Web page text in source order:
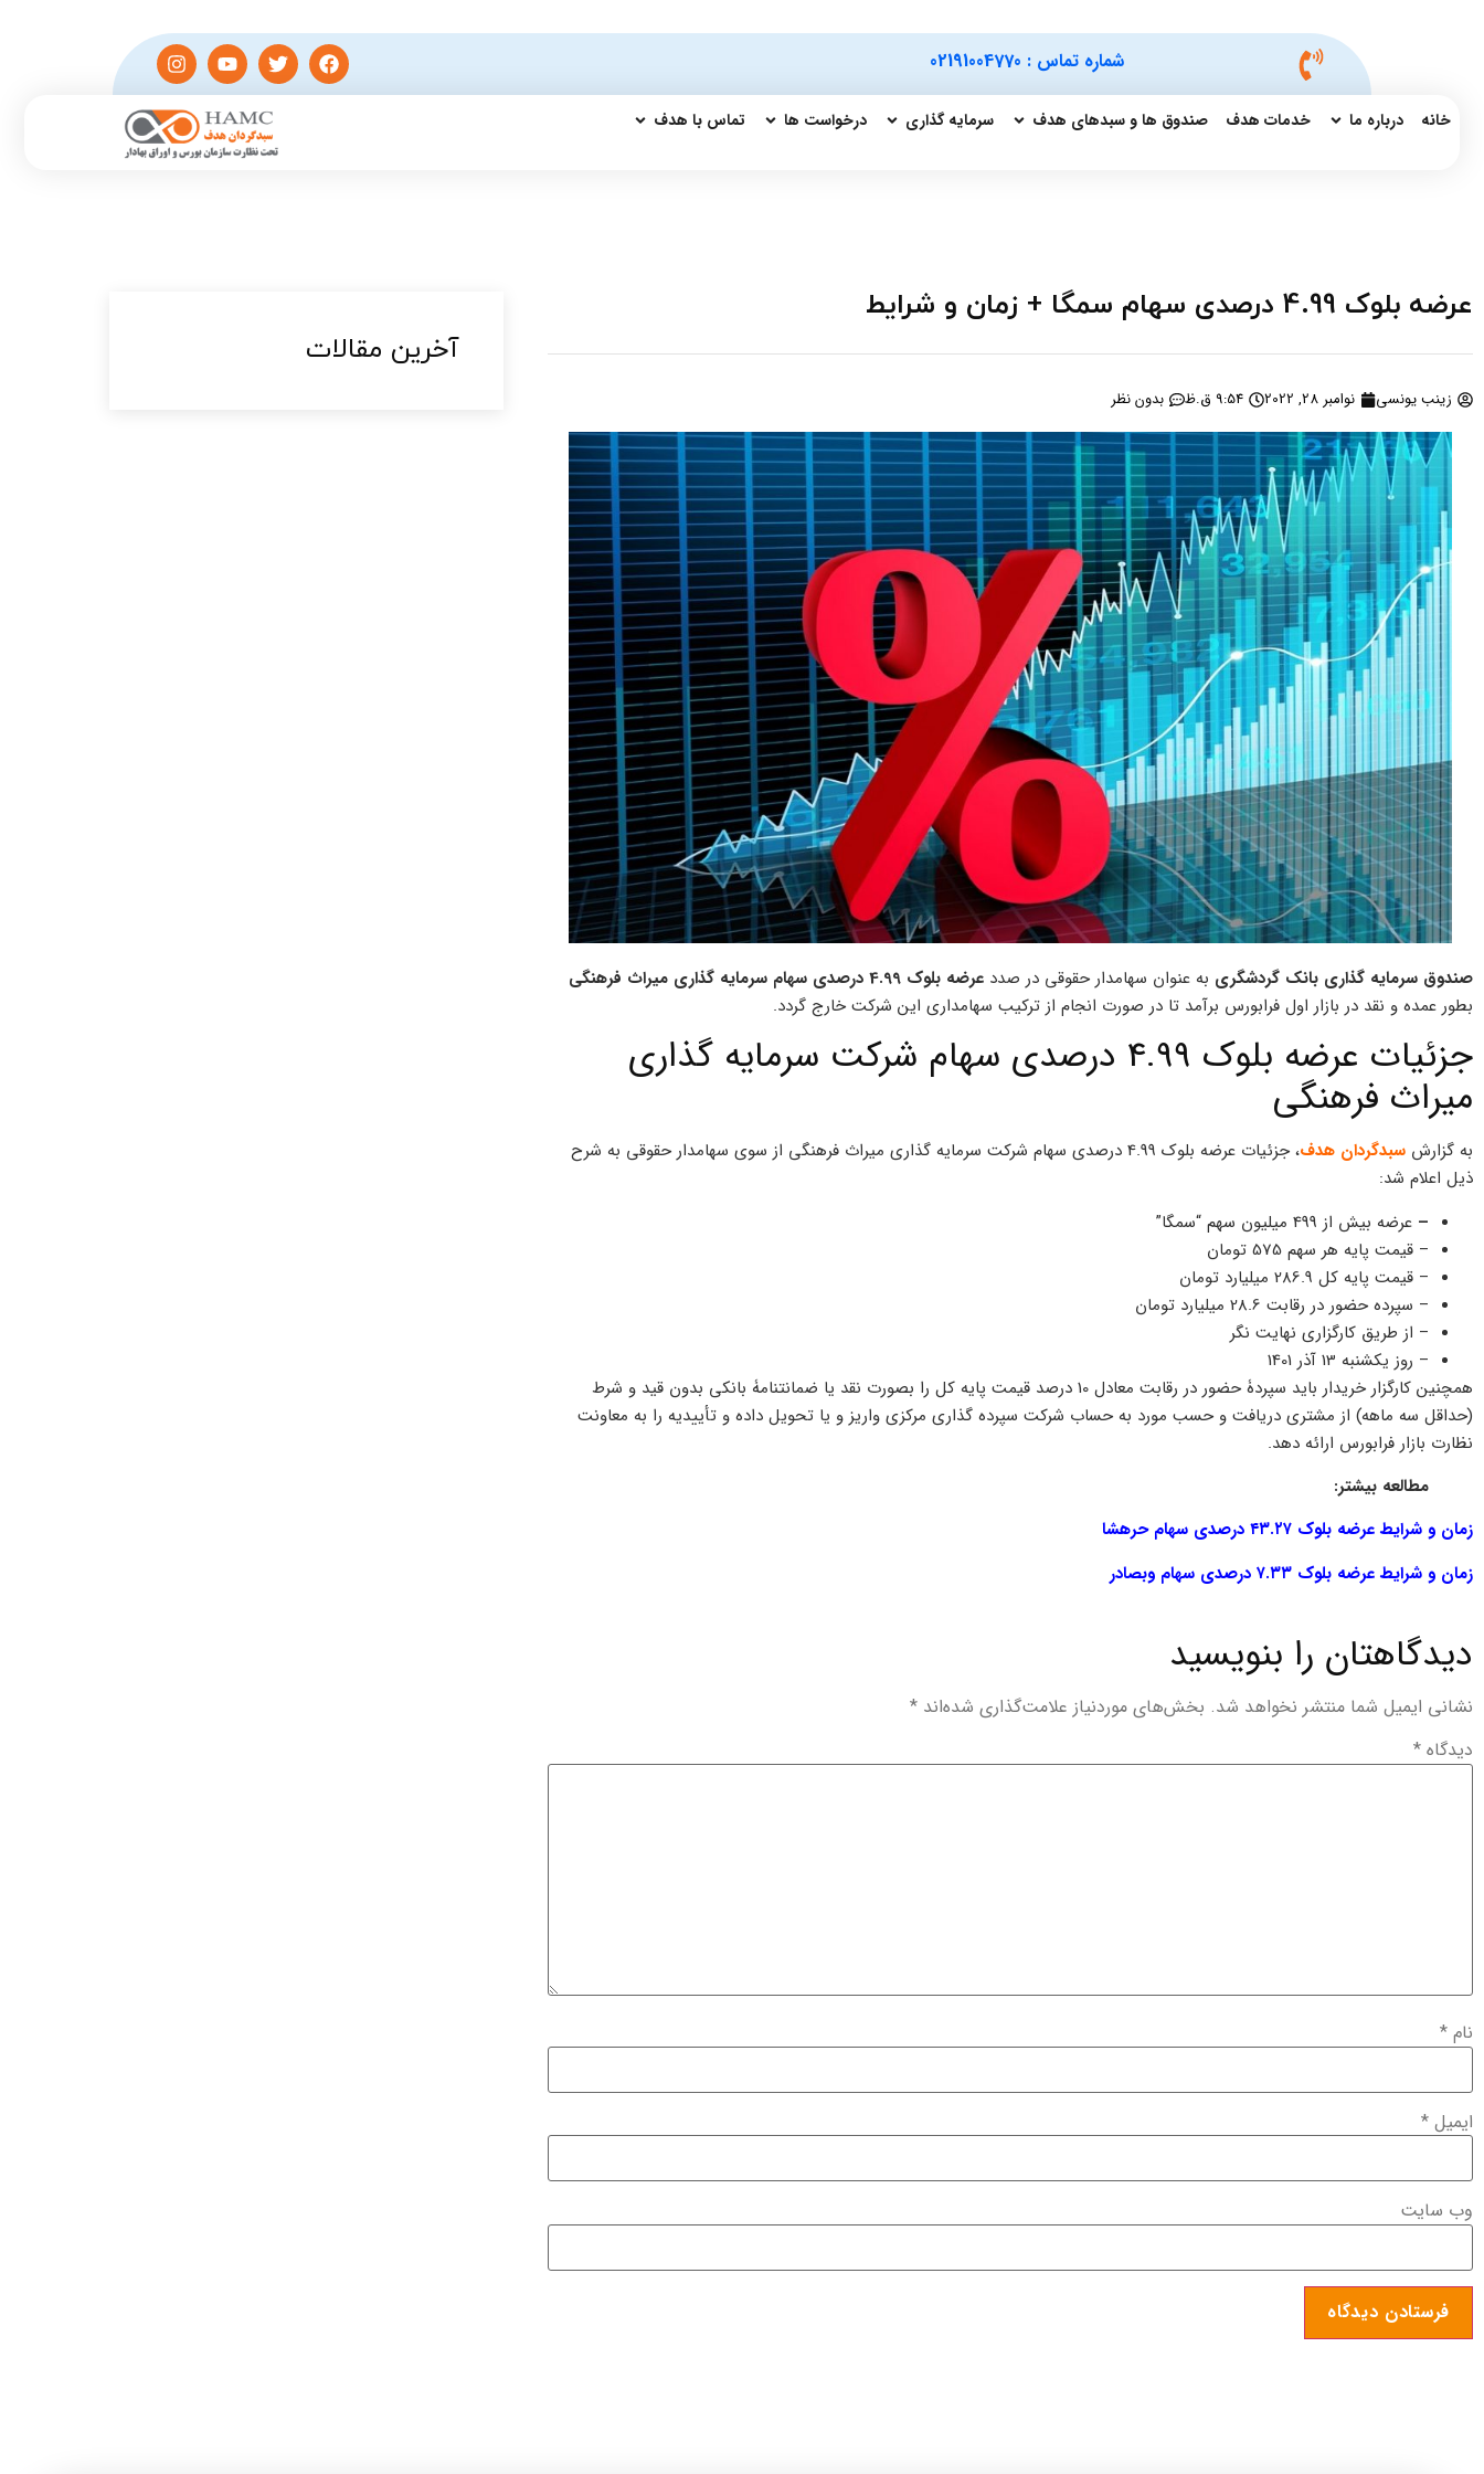
شماره تماس : 02191004770
خانه درباره ما خدمات هدف صندوق ها و سبدهای هدف سرمایه گذاری درخواست ها تماس با هدف
عرضه بلوک 4.99 درصدی سهام سمگا + زمان و شرایط
زینب یونسی نوامبر 28, 2022 9:54 ق.ظ بدون نظر
صندوق سرمایه گذاری بانک گردشگری به عنوان سهامدار حقوقی در صدد عرضه بلوک 4.99 درصدی سهام سرمایه گذاری میراث فرهنگی
بطور عمده و نقد در بازار اول فرابورس برآمد تا در صورت انجام از ترکیب سهامداری این شرکت خارج گردد.
جزئیات عرضه بلوک 4.99 درصدی سهام شرکت سرمایه گذاری
میراث فرهنگی
به گزارش سبدگردان هدف
، جزئیات عرضه بلوک 4.99 درصدی سهام شرکت سرمایه گذاری میراث فرهنگی از سوی سهامدار حقوقی به شرح
ذیل اعلام شد:
– عرضه بیش از 499 میلیون سهم “سمگا”
– قیمت پایه هر سهم 575 تومان
– قیمت پایه کل 286.9 میلیارد تومان
– سپرده حضور در رقابت 28.6 میلیارد تومان
– از طریق کارگزاری نهایت نگر
– روز یکشنبه 13 آذر 1401
همچنین کارگزار خریدار باید سپردۀ حضور در رقابت معادل 10 درصد قیمت پایه کل را بصورت نقد یا ضمانتنامۀ بانکی بدون قید و شرط
(حداقل سه ماهه) از مشتری دریافت و حسب مورد به حساب شرکت سپرده گذاری مرکزی واریز و یا تحویل داده و تأییدیه را به معاونت
نظارت بازار فرابورس ارائه دهد.
مطالعه بیشتر:
زمان و شرایط عرضه بلوک ۴۳.۲۷ درصدی سهام حرهشا
زمان و شرایط عرضه بلوک ۷.۳۳ درصدی سهام وبصادر
دیدگاهتان را بنویسید
نشانی ایمیل شما منتشر نخواهد شد. بخش‌های موردنیاز علامت‌گذاری شده‌اند *
دیدگاه *
نام *
ایمیل *
وب‌ سایت
آخرین مقالات​